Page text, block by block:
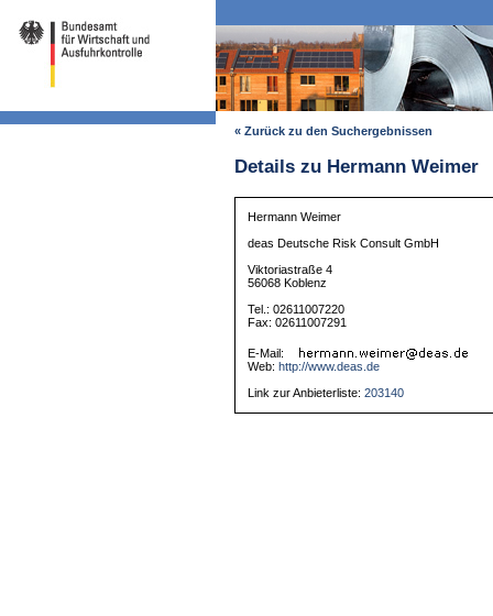
« Zurück zu den Suchergebnissen
Details zu Hermann Weimer
Hermann Weimer
deas Deutsche Risk Consult GmbH
Viktoriastraße 4
56068 Koblenz
Tel.: 02611007220
Fax: 02611007291
E-Mail:
Web: http://www.deas.de
Link zur Anbieterliste:203140